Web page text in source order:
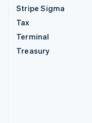
Stripe Sigma
Tax
Terminal
Treasury